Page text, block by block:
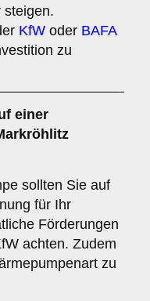
steigen.
KfW oder BAFA
zu
einer
sollten Sie auf
für Ihr
Förderungen
achten. Zudem
zu